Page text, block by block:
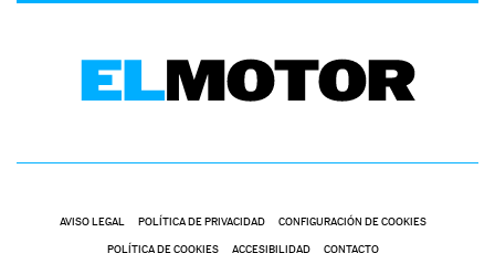
AVISO LEGAL POLÍTICA DE PRIVACIDAD CONFIGURACIÓN DE COOKIES
POLÍTICA DE COOKIES ACCESIBILIDAD CONTACTO